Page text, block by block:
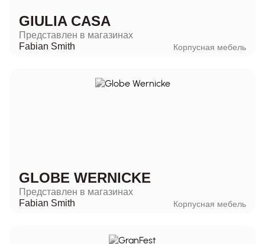
GIULIA CASA
Представлен в магазинах
Fabian Smith
Корпусная мебель
GLOBE WERNICKE
Представлен в магазинах
Fabian Smith
Корпусная мебель